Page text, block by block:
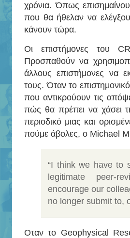
χρόνια. Όπως
που θα ήθελαν να
κάνουν τώρα.
Οι επιστήμονες του
Προσπαθούν να
άλλους επιστήμονες να
τους. Όταν το
που αντικρούουν τις
πώς θα πρέπει να χάσει
περιοδικό μιας και
πούμε άβολες, ο Michael
“I think we have to
legitimate peer-
encourage our
no longer submit to,
Οταν το Geophysical